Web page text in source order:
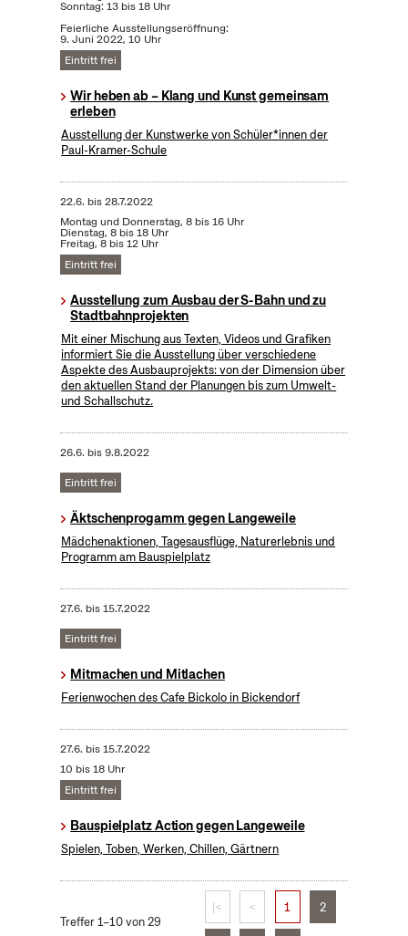
Sonntag: 13 bis 18 Uhr
Feierliche Ausstellungseröffnung:
9. Juni 2022, 10 Uhr
Eintritt frei
Wir heben ab – Klang und Kunst gemeinsam
erleben
Ausstellung der Kunstwerke von Schüler*innen der
Paul-Kramer-Schule
22.6. bis28.7.2022
Montag und Donnerstag, 8 bis 16 Uhr
Dienstag, 8 bis 18 Uhr
Freitag, 8 bis 12 Uhr
Eintritt frei
Ausstellung zum Ausbau der S-Bahn und zu
Stadtbahnprojekten
Mit einer Mischung aus Texten, Videos und Grafiken
informiert Sie die Ausstellung über verschiedene
Aspekte des Ausbauprojekts: von der Dimension über
den aktuellen Stand der Planungen bis zum Umwelt-
und Schallschutz.
26.6. bis9.8.2022
Eintritt frei
Äktschenprogamm gegen Langeweile
Mädchenaktionen, Tagesausflüge, Naturerlebnis und
Programm am Bauspielplatz
27.6. bis15.7.2022
Eintritt frei
Mitmachen und Mitlachen
Ferienwochen des Cafe Bickolo in Bickendorf
27.6. bis15.7.2022
10 bis 18 Uhr
Eintritt frei
Bauspielplatz Action gegen Langeweile
Spielen, Toben, Werken, Chillen, Gärtnern
Treffer 1–10 von 29
|< < 1 2